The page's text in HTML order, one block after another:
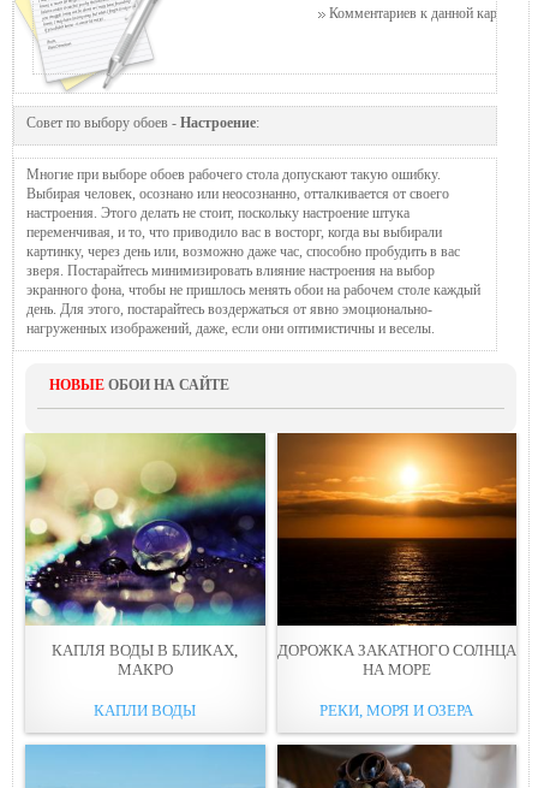
Комментариев к данной картинке
Совет по выбору обоев - Настроение:
Многие при выборе обоев рабочего стола допускают такую ошибку.
Выбирая человек, осознано или неосознанно, отталкивается от своего
настроения. Этого делать не стоит, поскольку настроение штука
переменчивая, и то, что приводило вас в восторг, когда вы выбирали
картинку, через день или, возможно даже час, способно пробудить в вас
зверя. Постарайтесь минимизировать влияние настроения на выбор
экранного фона, чтобы не пришлось менять обои на рабочем столе каждый
день. Для этого, постарайтесь воздержаться от явно эмоционально-
нагруженных изображений, даже, если они оптимистичны и веселы.
НОВЫЕ ОБОИ НА САЙТЕ
КАПЛЯ ВОДЫ В БЛИКАХ,
МАКРО
КАПЛИ ВОДЫ
ДОРОЖКА ЗАКАТНОГО СОЛНЦА
НА МОРЕ
РЕКИ, МОРЯ И ОЗЕРА